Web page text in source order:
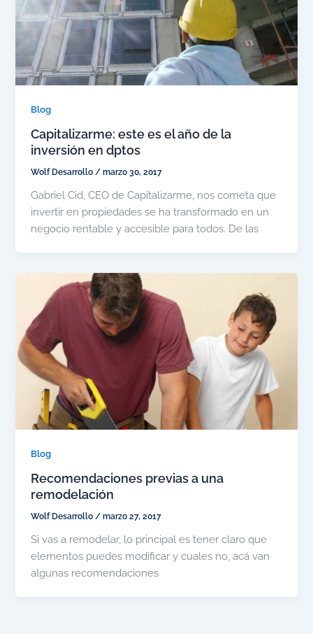
Blog
Capitalizarme: este es el año de la
inversión en dptos
Wolf Desarrollo/marzo 30, 2017
Gabriel Cid, CEO de Capitalizarme, nos cometa que
invertir en propiedades se ha transformado en un
negocio rentable y accesible para todos. De las
Blog
Recomendaciones previas a una
remodelación
Wolf Desarrollo/marzo 27, 2017
Si vas a remodelar, lo principal es tener claro que
elementos puedes modificar y cuales no, acá van
algunas recomendaciones